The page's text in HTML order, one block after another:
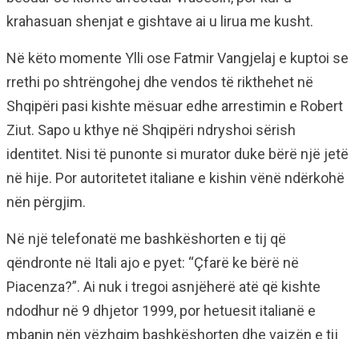
krahasuan shenjat e gishtave ai u lirua me kusht.
Në këto momente Ylli ose Fatmir Vangjelaj e kuptoi se
rrethi po shtrëngohej dhe vendos të rikthehet në
Shqipëri pasi kishte mësuar edhe arrestimin e Robert
Ziut. Sapo u kthye në Shqipëri ndryshoi sërish
identitet. Nisi të punonte si murator duke bërë një jetë
në hije. Por autoritetet italiane e kishin vënë ndërkohë
nën përgjim.
Në një telefonatë me bashkëshorten e tij që
qëndronte në Itali ajo e pyet: “Çfarë ke bërë në
Piacenza?”. Ai nuk i tregoi asnjëherë atë që kishte
ndodhur në 9 dhjetor 1999, por hetuesit italianë e
mbanin nën vëzhgim bashkëshorten dhe vajzën e tij